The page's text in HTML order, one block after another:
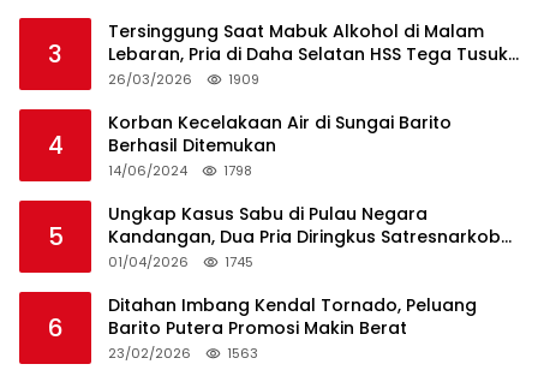
3
Tersinggung Saat Mabuk Alkohol di Malam
Lebaran, Pria di Daha Selatan HSS Tega Tusuk
Teman Sendiri
26/03/2026 1909
4
Korban Kecelakaan Air di Sungai Barito
Berhasil Ditemukan
14/06/2024 1798
5
Ungkap Kasus Sabu di Pulau Negara
Kandangan, Dua Pria Diringkus Satresnarkoba
HSS
01/04/2026 1745
6
Ditahan Imbang Kendal Tornado, Peluang
Barito Putera Promosi Makin Berat
23/02/2026 1563